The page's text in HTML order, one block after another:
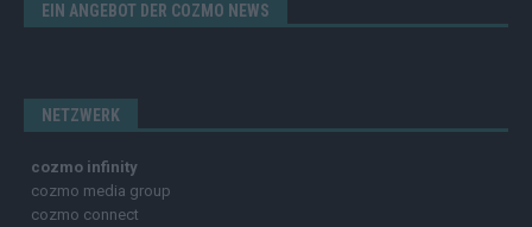
EIN ANGEBOT DER COZMO NEWS
NETZWERK
cozmo infinity
cozmo media group
cozmo connect